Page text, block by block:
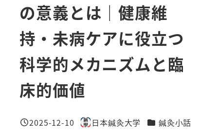
の意義とは｜健康維
持・未病ケアに役立つ
科学的メカニズムと臨
床的価値
投稿日
2025-12-10
著
日本鍼灸大学 カテゴリー
鍼灸小話